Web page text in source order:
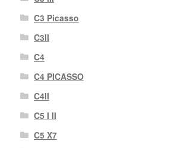
C3 Picasso
C3II
C4
C4 PICASSO
C4II
C5 I II
C5 X7